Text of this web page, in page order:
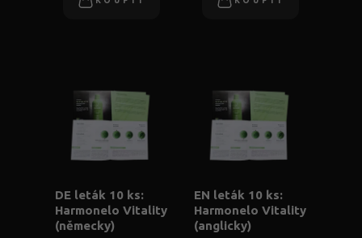
DE leták 10 ks:
Harmonelo Vitality
(německy)
EN leták 10 ks:
Harmonelo Vitality
(anglicky)